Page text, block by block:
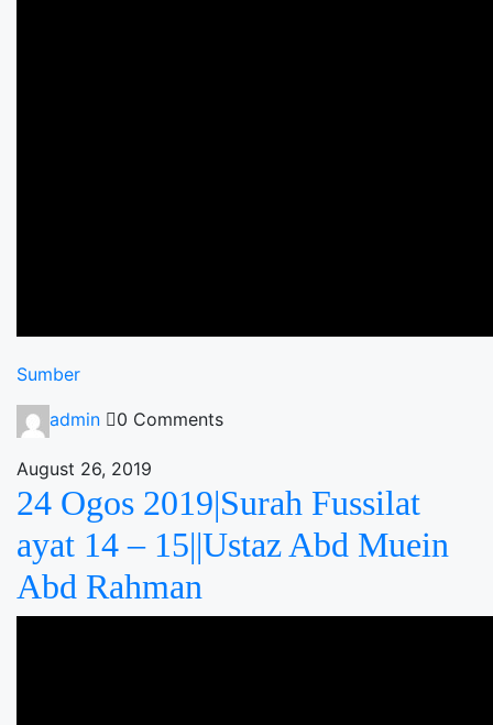
Sumber
admin 0 Comments
August 26, 2019
24 Ogos 2019|Surah Fussilat
ayat 14 – 15||Ustaz Abd Muein
Abd Rahman